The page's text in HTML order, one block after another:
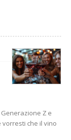
Z e
vorresti che il vino